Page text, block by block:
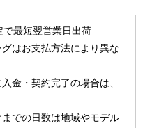
最短翌営業日出荷
はお支払方法により異な
金・契約完了の場合は、
での日数は地域やモデル